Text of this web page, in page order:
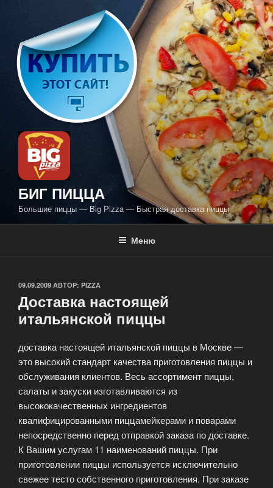
содержимому
БИГ ПИЦЦА
Большие пиццы — Big Pizza — Быстрая доставка пиццы
Меню
ОПУБЛИКОВАНО
09.09.2009 АВТОР: PIZZA
Доставка настоящей
итальянской пиццы
доставка настоящей итальянской пиццы в Москве —
это высокий стандарт качества приготовления пиццы и
обслуживания клиентов. Весь ассортимент пиццы,
салаты и закуски изготавливаются из
высококачественных ингредиентов
квалифицированными пиццамейкерами и поварами
непосредственно перед отправкой заказа по доставке.
К Вашим услугам 11 наименований пиццы. При
приготовлении пиццы используется исключительно
свежее тесто собственного приготовления. При заказе